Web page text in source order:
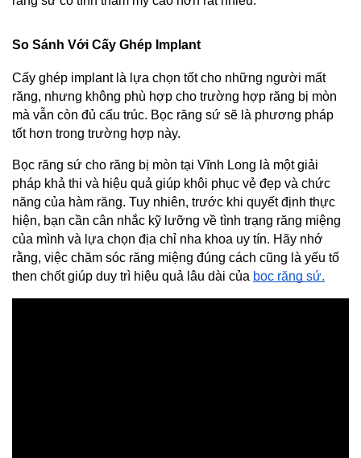
So Sánh Với Cấy Ghép Implant
Cấy ghép implant là lựa chọn tốt cho những người mất
răng, nhưng không phù hợp cho trường hợp răng bị mòn
mà vẫn còn đủ cấu trúc. Bọc răng sứ sẽ là phương pháp
tốt hơn trong trường hợp này.
Bọc răng sứ cho răng bị mòn tại Vĩnh Long là một giải
pháp khả thi và hiệu quả giúp khôi phục vẻ đẹp và chức
năng của hàm răng. Tuy nhiên, trước khi quyết định thực
hiện, bạn cần cân nhắc kỹ lưỡng về tình trạng răng miệng
của mình và lựa chọn địa chỉ nha khoa uy tín. Hãy nhớ
rằng, việc chăm sóc răng miệng đúng cách cũng là yếu tố
then chốt giúp duy trì hiệu quả lâu dài của bọc răng sứ.